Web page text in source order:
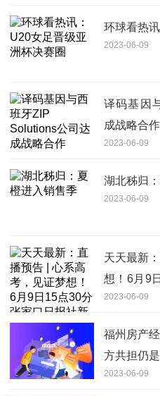
环球看热
2023-06-09
译码基因
成战略合作
2023-06-09
湖北秭归
2023-06-09
天天最新
想！6月9
体中心记
2023-06-09
福州房产
方共担仍
2023-06-09